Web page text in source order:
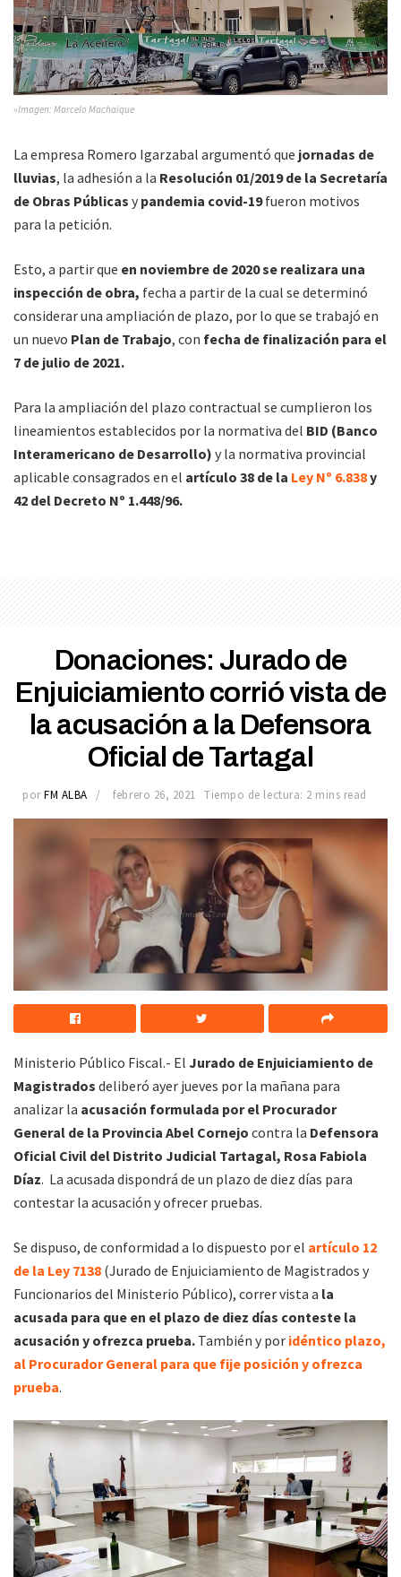
»Imagen: Marcelo Machaique
La empresa Romero Igarzabal argumentó que jornadas de
lluvias, la adhesión a la Resolución 01/2019 de la Secretaría
de Obras Públicas y pandemia covid-19fueron motivos
para la petición.
Esto, a partir que en noviembre de 2020 se realizara una
inspección de obra, fecha a partir de la cual se determinó
considerar una ampliación de plazo, por lo que se trabajó en
un nuevo Plan de Trabajo, con fecha de finalización para el
7 de julio de 2021.
Para la ampliación del plazo contractual se cumplieron los
lineamientos establecidos por la normativa del BID (Banco
Interamericano de Desarrollo) y la normativa provincial
aplicable consagrados en el artículo 38 de la Ley Nº 6.838y
42 del Decreto Nº 1.448/96.
Donaciones: Jurado de
Enjuiciamiento corrió vista de
la acusación a la Defensora
Oficial de Tartagal
por FM ALBA febrero 26, 2021 Tiempo de lectura: 2 mins read
Ministerio Público Fiscal.- El Jurado de Enjuiciamiento de
Magistrados deliberó ayer jueves por la mañana para
analizar la acusación formulada por el Procurador
General de la Provincia Abel Cornejo contra la Defensora
Oficial Civil del Distrito Judicial Tartagal, Rosa Fabiola
Díaz. La acusada dispondrá de un plazo de diez días para
contestar la acusación y ofrecer pruebas.
Se dispuso, de conformidad a lo dispuesto por el artículo 12
de la Ley 7138 (Jurado de Enjuiciamiento de Magistrados y
Funcionarios del Ministerio Público), correr vista a la
acusada para que en el plazo de diez días conteste la
acusación y ofrezca prueba. También y por idéntico plazo,
al Procurador General para que fije posición y ofrezca
prueba.